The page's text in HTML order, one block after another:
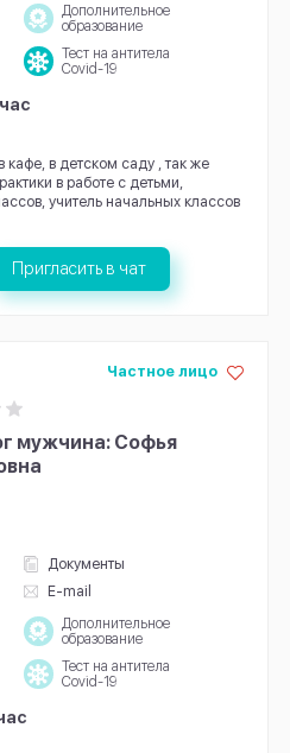
Дополнительное
образование
Тест на антитела
Covid-19
в детском саду , так же
в работе с детьми,
учитель начальных классов
Пригласить в чат
мужчина: Софья
Документы
E-mail
Частное лицо
Дополнительное
образование
Тест на антитела
Covid-19